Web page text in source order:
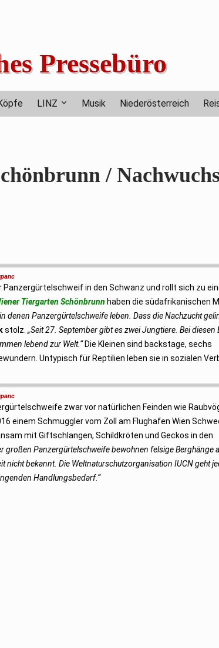
Pressebüro
LINZ Musik Niederösterreich
/ Nachwuchs
in den Schwanz und rollt sich zu
Tiergarten Schönbrunn haben die südafrikanischen
denen Panzergürtelschweife leben. Dass die Nachzucht
stolz.„Seit 27. September gibt es zwei Jungtiere. Bei diesen
lebend zur Welt.“Die Kleinen sind backstage, sechs
Untypisch für Reptilien leben sie in sozialen
zwar vor natürlichen Feinden wie
einem Schmuggler vom Zoll am Flughafen Wien
mit Giftschlangen, Schildkröten und Geckos in den
großen Panzergürtelschweife bewohnen felsige Berghänge
nicht bekannt. Die Weltnaturschutzorganisation IUCN geht
Handlungsbedarf.“